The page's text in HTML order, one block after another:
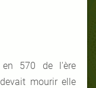
en 570 de l'ère
mourir elle